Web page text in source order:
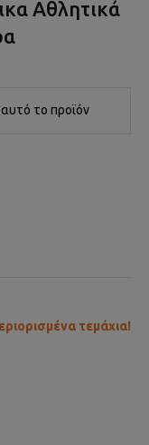
Αθλητικά
αυτό το προϊόν
τεμάχια!